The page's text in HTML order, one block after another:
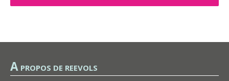
A PROPOS DE REEVOLS